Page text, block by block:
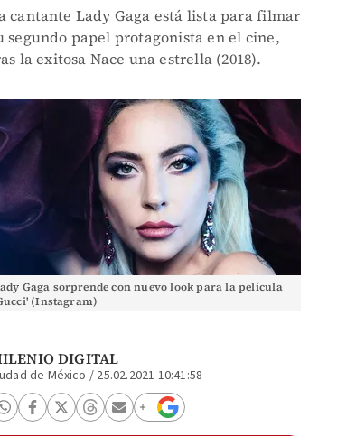
cantante Lady Gaga está lista para filmar
segundo papel protagonista en el cine,
la exitosa Nace una estrella (2018).
Gaga sorprende con nuevo look para la película
(Instagram)
DIGITAL
de México / 25.02.2021 10:41:58